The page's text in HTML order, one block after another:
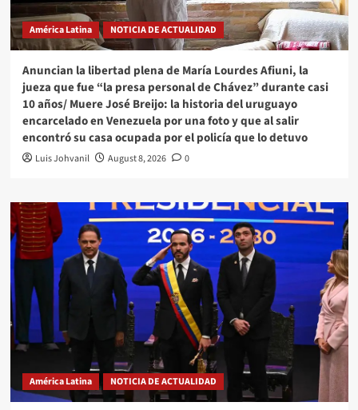
América Latina NOTICIA DE ACTUALIDAD
Anuncian la libertad plena de María Lourdes Afiuni, la
jueza que fue “la presa personal de Chávez” durante casi
10 años/ Muere José Breijo: la historia del uruguayo
encarcelado en Venezuela por una foto y que al salir
encontró su casa ocupada por el policía que lo detuvo
Luis Johvanil August 8, 2026 0
América Latina NOTICIA DE ACTUALIDAD